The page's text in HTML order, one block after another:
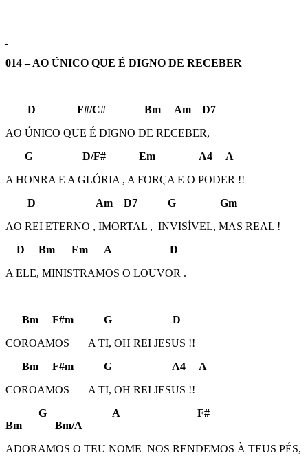
014 – AO ÚNICO QUE É DIGNO DE RECEBER
D F#/C# Bm Am D7
AO ÚNICO QUE É DIGNO DE RECEBER,
G D/F# Em A4 A
A HONRA E A GLÓRIA , A FORÇA E O PODER !!
D Am D7 G Gm
AO REI ETERNO , IMORTAL , INVISÍVEL, MAS REAL !
D Bm Em A D
A ELE, MINISTRAMOS O LOUVOR .
Bm F#m G D
COROAMOS A TI, OH REI JESUS !!
Bm F#m G A4 A
COROAMOS A TI, OH REI JESUS !!
G A F#
Bm Bm/A
ADORAMOS O TEU NOME NOS RENDEMOS À TEUS PÉS,